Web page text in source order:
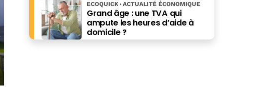
Grand âge : une TVA qui
ampute les heures d’aide à
domicile ?
ECOQUICK ACTUALITÉ ÉCONOMIQUE